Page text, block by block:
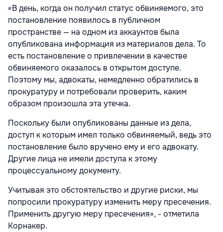
«В день, когда он получил статус обвиняемого, это
постановление появилось в публичном
пространстве — на одном из аккаунтов была
опубликована информация из материалов дела. То
есть постановление о привлечении в качестве
обвиняемого оказалось в открытом доступе.
Поэтому мы, адвокаты, немедленно обратились в
прокуратуру и потребовали проверить, каким
образом произошла эта утечка.
Поскольку были опубликованы данные из дела,
доступ к которым имел только обвиняемый, ведь это
постановление было вручено ему и его адвокату.
Другие лица не имели доступа к этому
процессуальному документу.
Учитывая это обстоятельство и другие риски, мы
попросили прокуратуру изменить меру пресечения.
Применить другую меру пресечения», - отметила
Корнакер.